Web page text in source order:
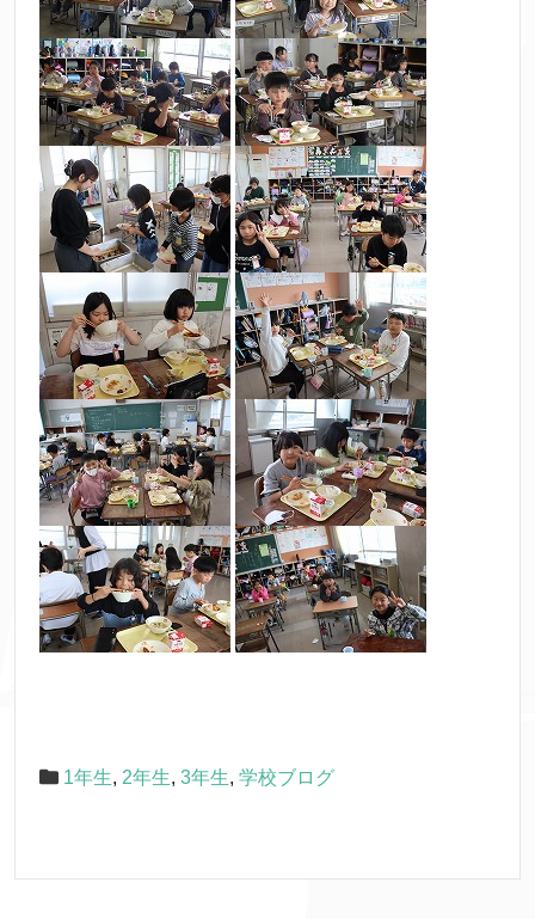
1年生, 2年生, 3年生, 学校ブログ